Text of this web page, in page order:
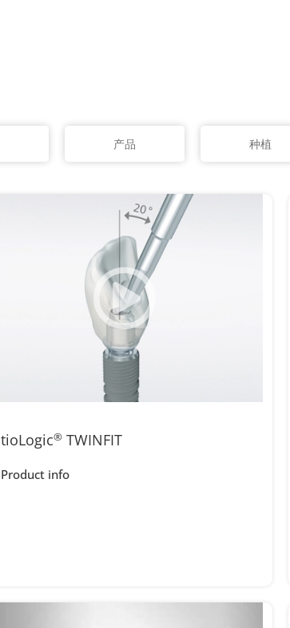
产品 种植
tioLogic®TWINFIT
Product info